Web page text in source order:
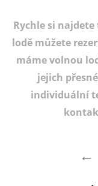
Plán plavby
Tipy na výlet
Fotogalerie
Rychle si
lodě můžete
máme volnou
jejich
individuální
←
Telefon
E-mail